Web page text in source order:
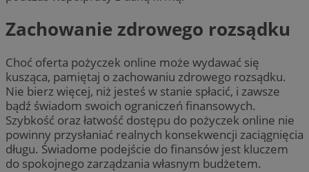
Zachowanie zdrowego rozsądku
Choć oferta pożyczek online może wydawać się
kusząca, pamiętaj o zachowaniu zdrowego rozsądku.
Nie bierz więcej, niż jesteś w stanie spłacić, i zawsze
bądź świadom swoich ograniczeń finansowych.
Szybkość oraz łatwość dostępu do pożyczek online nie
powinny przysłaniać realnych konsekwencji zaciągnięcia
długu. Świadome podejście do finansów jest kluczem
do spokojnego zarządzania własnym budżetem.